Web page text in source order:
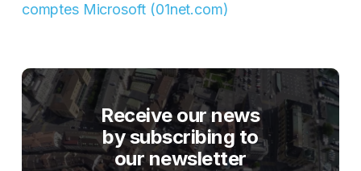
comptes Microsoft (01net.com)
Receive our news
by subscribing to
our newsletter